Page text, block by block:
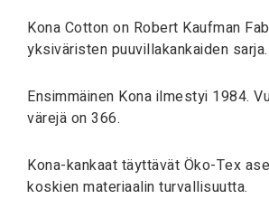
Kona Cotton on Robert Kaufman
yksiväristen puuvillakankaiden sarja.
Ensimmäinen Kona ilmestyi 1984.
värejä on 366.
Kona-kankaat täyttävät Öko-Tex
koskien materiaalin turvallisuutta.